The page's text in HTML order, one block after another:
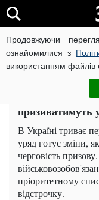
Продовжуючи
ознайомилися з
використанням файлів
ВІЙНА РОСІЇ
Мобілізація
призиватимуть
В Україні триває
уряд готує зміни,
черговість
пріоритетному
відстрочку.